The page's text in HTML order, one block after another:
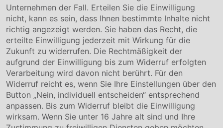
Kontakt
Downloads
Garantiebedingungen
Zertifikate
Rechtliches
Impressum
AGB
Datenschutz
Cookie Einstellung
Unternehmen der Fall. Erteilen Sie die Einwilligung
nicht, kann es sein, dass Ihnen bestimmte Inhalte nicht
richtig angezeigt werden. Sie haben das Recht, die
erteilte Einwilligung jederzeit mit Wirkung für die
Zukunft zu widerrufen. Die Rechtmäßigkeit der
aufgrund der Einwilligung bis zum Widerruf erfolgten
Verarbeitung wird davon nicht berührt. Für den
Widerruf reicht es, wenn Sie Ihre Einstellungen über den
Button „Nein, individuell entscheiden“ entsprechend
anpassen. Bis zum Widerruf bleibt die Einwilligung
wirksam. Wenn Sie unter 16 Jahre alt sind und Ihre